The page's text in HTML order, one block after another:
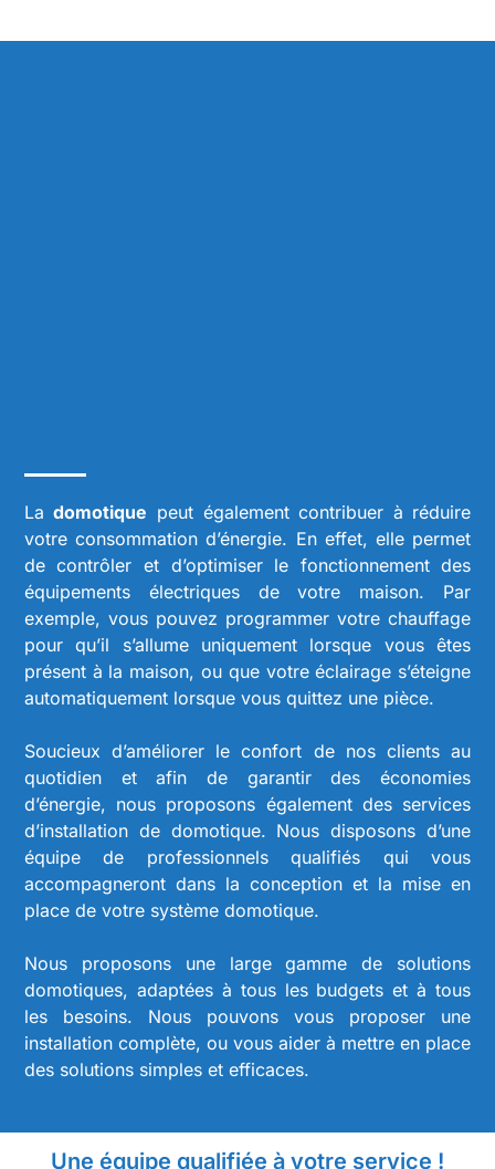
Ladomotique peut également contribuer à réduire
votre consommation d’énergie. En effet, elle permet
de contrôler et d’optimiser le fonctionnement des
équipements électriques de votre maison. Par
exemple, vous pouvez programmer votre chauffage
pour qu’il s’allume uniquement lorsque vous êtes
présent à la maison, ou que votre éclairage s’éteigne
automatiquement lorsque vous quittez une pièce.
Soucieux d’améliorer le confort de nos clients au
quotidien et afin de garantir des économies
d’énergie, nous proposons également des services
d’installation de domotique. Nous disposons d’une
équipe de professionnels qualifiés qui vous
accompagneront dans la conception et la mise en
place de votre système domotique.
Nous proposons une large gamme de solutions
domotiques, adaptées à tous les budgets et à tous
les besoins. Nous pouvons vous proposer une
installation complète, ou vous aider à mettre en place
des solutions simples et efficaces.
Une équipe qualifiée à votre service !